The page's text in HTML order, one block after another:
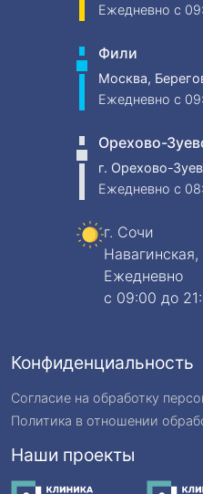
Ежедневно c
Фили
Москва,
Ежедневно c
Орехово-
г. Орехово-
Ежедневно c
г. Сочи
Навагинская,
Ежедневно
c 09:00 до
Конфиденциальность
Согласие на обработку
Политика в отношении
Наши проекты